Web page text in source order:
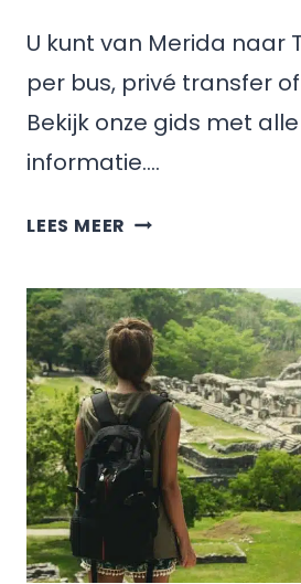
U kunt van Merida naar
per bus, privé transfer
Bekijk onze gids met
informatie….
LEES MEER HOE
VAN
MERIDA
NAAR
TULUM,
MEXICO?